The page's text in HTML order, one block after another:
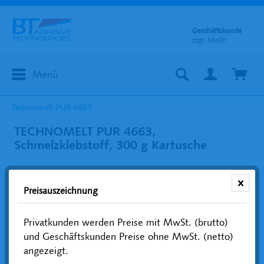
Menü
Geschäftskunde
zzgl. MwSt.
Technomelt PUR 4663
TECHNOMELT PUR 4663,
Schmelzklebstoff, 300 g Kartusche
Preisauszeichnung
Privatkunden werden Preise mit MwSt. (brutto)
und Geschäftskunden Preise ohne MwSt. (netto)
angezeigt.